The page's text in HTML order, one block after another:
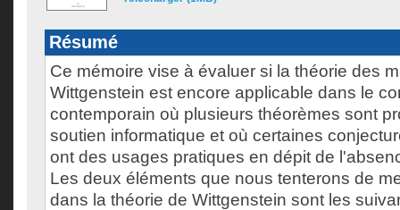
Résumé
Ce mémoire vise à évaluer si la théorie des
Wittgenstein est encore applicable dans le
contemporain où plusieurs théorèmes sont
soutien informatique et où certaines
ont des usages pratiques en dépit de
Les deux éléments que nous tenterons de
dans la théorie de Wittgenstein sont les